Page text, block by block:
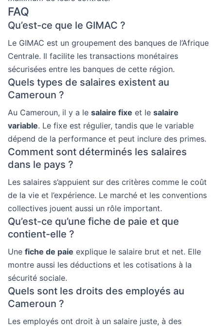
FAQ
Qu’est-ce que le GIMAC ?
Le GIMAC est un groupement des banques de l’Afrique
Centrale. Il facilite les transactions monétaires
sécurisées entre les banques de cette région.
Quels types de salaires existent au
Cameroun ?
Au Cameroun, il y a le salaire fixe et le salaire
variable. Le fixe est régulier, tandis que le variable
dépend de la performance et peut inclure des primes.
Comment sont déterminés les salaires
dans le pays ?
Les salaires s’appuient sur des critères comme le coût
de la vie et l’expérience. Le marché et les conventions
collectives jouent aussi un rôle important.
Qu’est-ce qu’une fiche de paie et que
contient-elle ?
Une fiche de paie explique le salaire brut et net. Elle
montre aussi les déductions et les cotisations à la
sécurité sociale.
Quels sont les droits des employés au
Cameroun ?
Les employés ont droit à un salaire juste, à des